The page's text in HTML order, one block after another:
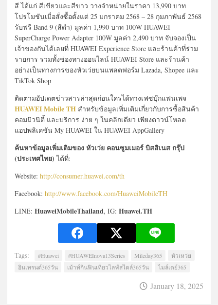
สี ได้แก่ สีเขียวและสีขาว วางจำหน่ายในราคา 13,990 บาท
โปรโมชันเมื่อสั่งซื้อตั้งแต่ 25 มกราคม 2568 – 28 กุมภาพันธ์ 2568
รับฟรี Band 9 (สีดำ) มูลค่า 1,990 บาท 100W HUAWEI
SuperCharge Power Adapter 100W มูลค่า 2,490 บาท จับจองเป็น
เจ้าของกันได้เลยที่ HUAWEI Experience Store และร้านค้าที่ร่วม
รายการ รวมทั้งช่องทางออนไลน์ HUAWEI Store และร้านค้า
อย่างเป็นทางการของหัวเว่ยบนแพลตฟอร์ม Lazada, Shopee และ
TikTok Shop
ติดตามอัปเดตข่าวสารล่าสุดก่อนใครได้ทางเฟซบุ๊กแฟนเพจ
HUAWEI Mobile TH สำหรับข้อมูลเพิ่มเติมเกี่ยวกับการซื้อสินค้า
คอมมิวนิตี้ และบริการ ง่าย ๆ ในคลิกเดียว เพียงดาวน์โหลด
แอปพลิเคชัน My HUAWEI ใน HUAWEI AppGallery
ค้นหาข้อมูลเพิ่มเติมของ หัวเว่ย คอนซูมเมอร์ บิสสิเนส กรุ๊ป
(ประเทศไทย) ได้ที่:
Website: http://consumer.huawei.com/th
Facebook: http://www.facebook.com/HuaweiMobileTH
LINE: HuaweiMobileThailand, IG: Huawei.TH
Tags: #Huawei #HUAWEInova13Series Mileday365
หัวเหว่ย
อินเทรนด์365วัน
เม้าท์กินฟินเที่ยวไลฟ์สไตล์365วัน ไมล์เดย์365
January 18, 2025